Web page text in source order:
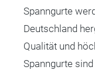
Spanngurte
Deutschland
Qualität und
Spanngurte